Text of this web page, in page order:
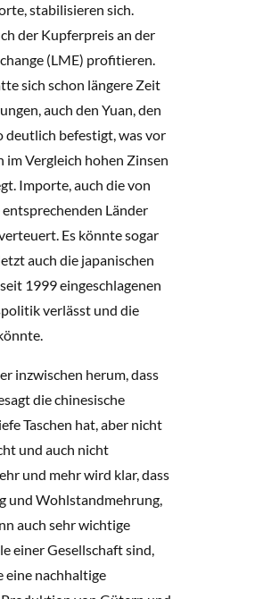
stabilisieren sich.
der Kupferpreis an der
(LME) profitieren.
sich schon längere Zeit
auch den Yuan, den
deutlich befestigt, was vor
im Vergleich hohen Zinsen
Importe, auch die von
Länder
Es könnte sogar
auch die japanischen
1999 eingeschlagenen
verlässt und die
inzwischen herum, dass
die chinesische
Taschen hat, aber nicht
und auch nicht
und mehr wird klar, dass
und Wohlstandmehrung,
auch sehr wichtige
einer Gesellschaft sind,
eine nachhaltige